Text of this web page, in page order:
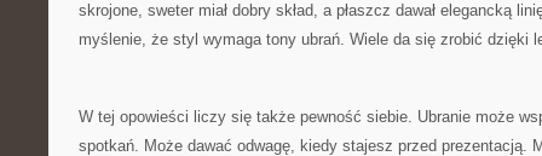
skrojone, sweter miał dobry skład, a płaszcz dawał elegancką
myślenie, że styl wymaga tony ubrań. Wiele da się zrobić dzięki
W tej opowieści liczy się także pewność siebie. Ubranie może
spotkań. Może dawać odwagę, kiedy stajesz przed prezentacją.